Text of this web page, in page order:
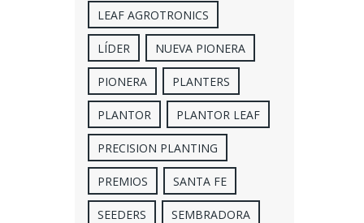
LEAF AGROTRONICS
LÍDER NUEVA PIONERA
PIONERA PLANTERS
PLANTOR PLANTOR LEAF
PRECISION PLANTING
PREMIOS SANTA FE
SEEDERS SEMBRADORA